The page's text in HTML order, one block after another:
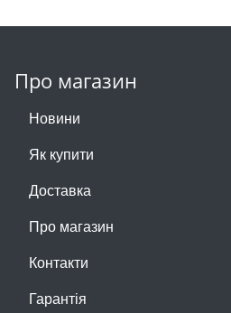
Про магазин
Новини
Як купити
Доставка
Про магазин
Контакти
Гарантія